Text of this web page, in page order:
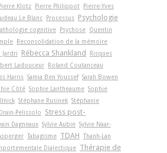
Pierre Klotz Pierre Philippot
Pierre-Yves
Le Blanc Processus Psychologie
cognitive Psychose Quentin
Reconsolidation de la mémoire
Jardri Rébecca Shankland
Risques
Ladouceur
Roland Coutanceau
Harris Samia Ben Youssef Sarah Bowen
Côté Sophie Lantheaume Sophie
Stéphane Rusinek Stéphanie
Pelissolo
Stress post-
Dagneaux Sylvie Aubin Sylvie Naar-
Tabagisme TDAH Thanh-Lan
Dialectique Thérapie de